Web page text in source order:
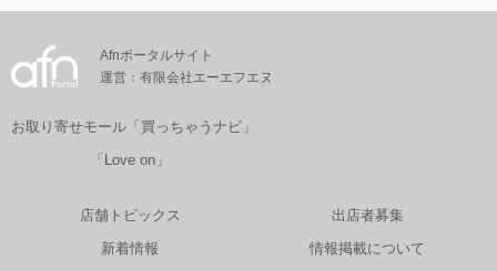
Afnポータルサイト
運営：有限会社エーエフエヌ
お取り寄せモール「買っちゃうナビ」
「Love on」
店舗トピックス
新着情報
出店者募集
情報掲載について